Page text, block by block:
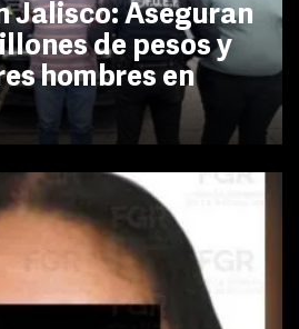
Jalisco: Aseguran
de pesos y
hombres en